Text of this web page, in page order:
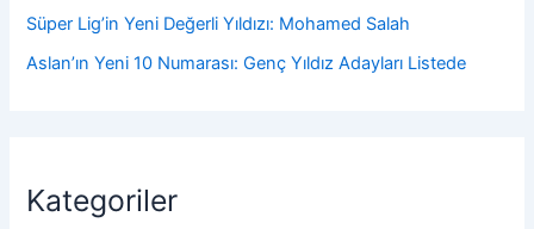
Süper Lig’in Yeni Değerli Yıldızı: Mohamed Salah
Aslan’ın Yeni 10 Numarası: Genç Yıldız Adayları Listede
Kategoriler